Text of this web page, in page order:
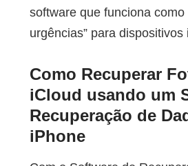
software que funciona como
urgências” para dispositivos
Como Recuperar
iCloud usando um
Recuperação de
iPhone